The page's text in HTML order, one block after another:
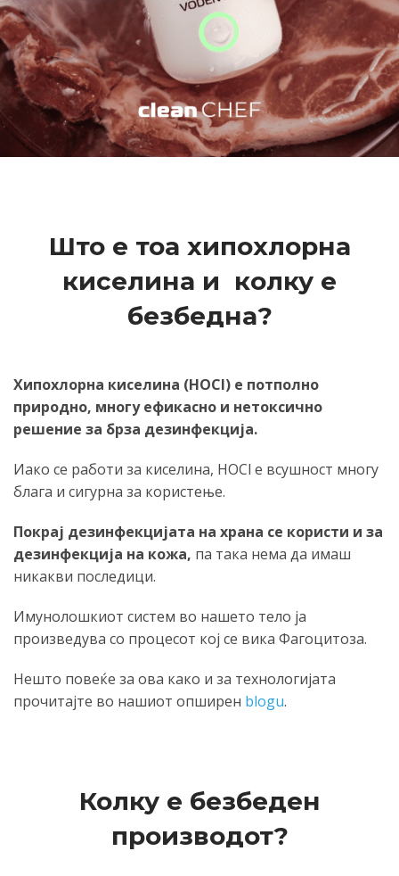
Што е тоа хипохлорна
киселина и колку е
безбедна?
Хипохлорна киселина (HOCl) е потполно
природно, многу ефикасно и нетоксично
решение за брза дезинфекција.
Иако се работи за киселина, HOCl е всушност многу
блага и сигурна за користење.
Покрај дезинфекцијата на храна се користи и за
дезинфекција на кожа, па така нема да имаш
никакви последици.
Имунолошкиот систем во нашето тело ја
произведува со процесот кој се вика Фагоцитоза.
Нешто повеќе за ова како и за технологијата
прочитајте во нашиот опширен blogu.
Колку е безбеден
производот?